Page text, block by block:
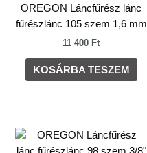
OREGON Láncfűrész lánc
fűrészlánc 105 szem 1,6 mm
11 400 Ft
KOSÁRBA TESZEM